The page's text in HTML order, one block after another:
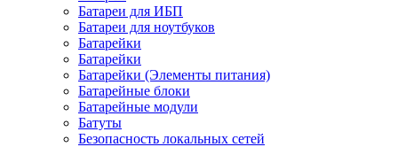
Батареи для ИБП
Батареи для ноутбуков
Батарейки
Батарейки
Батарейки (Элементы питания)
Батарейные блоки
Батарейные модули
Батуты
Безопасность локальных сетей